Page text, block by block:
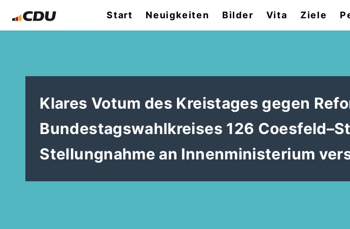
Start Neuigkeiten Bilder Vita Ziele
Klares Votum des Kreistages gegen
Bundestagswahlkreises 126
Stellungnahme an Innenministerium